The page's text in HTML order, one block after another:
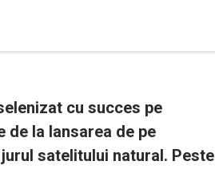
cu succes pe
de la lansarea de pe
satelitului natural. Peste